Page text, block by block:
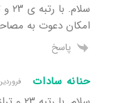
امکان دعوت به
پاسخ
حنانه سادات فروردین ۲۸, ۱۴۰۵